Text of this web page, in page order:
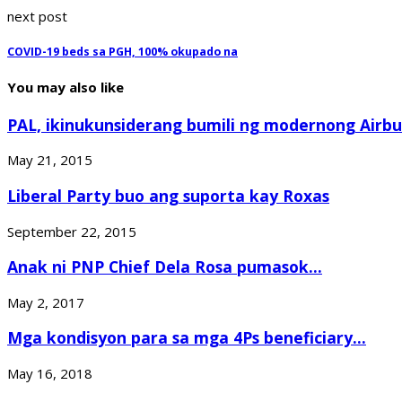
next post
COVID-19 beds sa PGH, 100% okupado na
You may also like
PAL, ikinukunsiderang bumili ng modernong
May 21, 2015
Liberal Party buo ang suporta kay Roxas
September 22, 2015
Anak ni PNP Chief Dela Rosa pumasok...
May 2, 2017
Mga kondisyon para sa mga 4Ps beneficiary...
May 16, 2018